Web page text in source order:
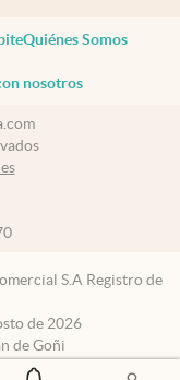
Quiénes Somos
nosotros
S.A Registro de
de 2026
de Goñi